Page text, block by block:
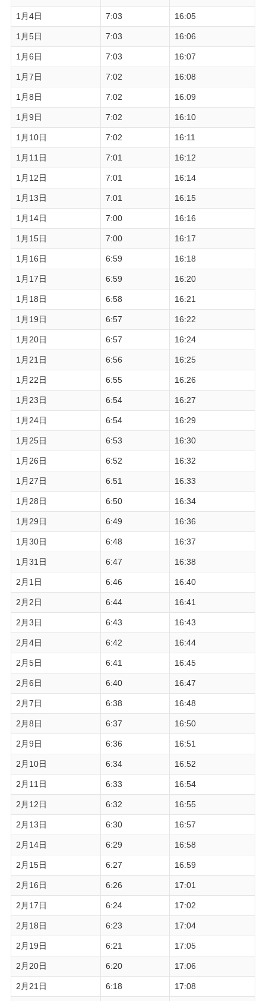
1月4日 7:03 16:05
1月5日 7:03 16:06
1月6日 7:03 16:07
1月7日 7:02 16:08
1月8日 7:02 16:09
1月9日 7:02 16:10
1月10日 7:02 16:11
1月11日 7:01 16:12
1月12日 7:01 16:14
1月13日 7:01 16:15
1月14日 7:00 16:16
1月15日 7:00 16:17
1月16日 6:59 16:18
1月17日 6:59 16:20
1月18日 6:58 16:21
1月19日 6:57 16:22
1月20日 6:57 16:24
1月21日 6:56 16:25
1月22日 6:55 16:26
1月23日 6:54 16:27
1月24日 6:54 16:29
1月25日 6:53 16:30
1月26日 6:52 16:32
1月27日 6:51 16:33
1月28日 6:50 16:34
1月29日 6:49 16:36
1月30日 6:48 16:37
1月31日 6:47 16:38
2月1日 6:46 16:40
2月2日 6:44 16:41
2月3日 6:43 16:43
2月4日 6:42 16:44
2月5日 6:41 16:45
2月6日 6:40 16:47
2月7日 6:38 16:48
2月8日 6:37 16:50
2月9日 6:36 16:51
2月10日 6:34 16:52
2月11日 6:33 16:54
2月12日 6:32 16:55
2月13日 6:30 16:57
2月14日 6:29 16:58
2月15日 6:27 16:59
2月16日 6:26 17:01
2月17日 6:24 17:02
2月18日 6:23 17:04
2月19日 6:21 17:05
2月20日 6:20 17:06
2月21日 6:18 17:08